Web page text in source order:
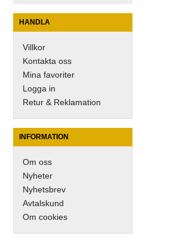
HANDLA
Villkor
Kontakta oss
Mina favoriter
Logga in
Retur & Reklamation
INFORMATION
Om oss
Nyheter
Nyhetsbrev
Avtalskund
Om cookies